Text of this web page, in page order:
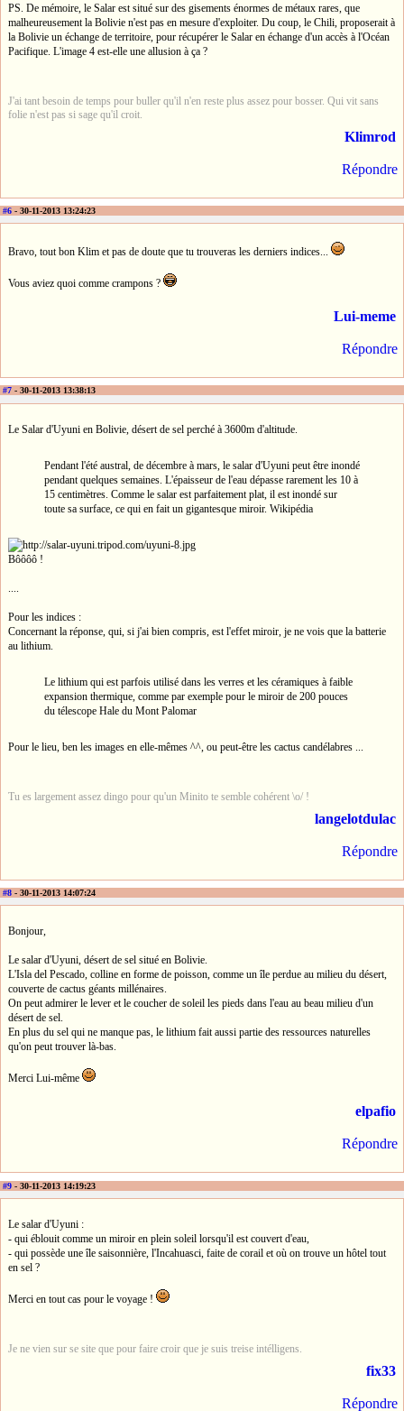
PS. De mémoire, le Salar est situé sur des gisements énormes de métaux rares, que
malheureusement la Bolivie n'est pas en mesure d'exploiter. Du coup, le Chili, proposerait à
la Bolivie un échange de territoire, pour récupérer le Salar en échange d'un accès à l'Océan
Pacifique. L'image 4 est-elle une allusion à ça ?
J'ai tant besoin de temps pour buller qu'il n'en reste plus assez pour bosser. Qui vit sans
folie n'est pas si sage qu'il croit.
Klimrod
Répondre
#6 - 30-11-2013 13:24:23
Bravo, tout bon Klim et pas de doute que tu trouveras les derniers indices...
Vous aviez quoi comme crampons ?
Lui-meme
Répondre
#7 - 30-11-2013 13:38:13
Le Salar d'Uyuni en Bolivie, désert de sel perché à 3600m d'altitude.
Pendant l'été austral, de décembre à mars, le salar d'Uyuni peut être inondé
pendant quelques semaines. L'épaisseur de l'eau dépasse rarement les 10 à
15 centimètres. Comme le salar est parfaitement plat, il est inondé sur
toute sa surface, ce qui en fait un gigantesque miroir. Wikipédia
Bôôôô !
Pour les indices :
Concernant la réponse, qui, si j'ai bien compris, est l'effet miroir, je ne vois que la batterie
au lithium.
Le lithium qui est parfois utilisé dans les verres et les céramiques à faible
expansion thermique, comme par exemple pour le miroir de 200 pouces
du télescope Hale du Mont Palomar
Pour le lieu, ben les images en elle-mêmes ^^, ou peut-être les cactus candélabres ...
Tu es largement assez dingo pour qu'un Minito te semble cohérent \o/ !
langelotdulac
Répondre
#8 - 30-11-2013 14:07:24
Bonjour,
Le salar d'Uyuni, désert de sel situé en Bolivie.
L'Isla del Pescado, colline en forme de poisson, comme un île perdue au milieu du désert,
couverte de cactus géants millénaires.
On peut admirer le lever et le coucher de soleil les pieds dans l'eau au beau milieu d'un
désert de sel.
En plus du sel qui ne manque pas, le lithium fait aussi partie des ressources naturelles
qu'on peut trouver là-bas.
Merci Lui-même
elpafio
Répondre
#9 - 30-11-2013 14:19:23
Le salar d'Uyuni :
- qui éblouit comme un miroir en plein soleil lorsqu'il est couvert d'eau,
- qui possède une île saisonnière, l'Incahuasci, faite de corail et où on trouve un hôtel tout
en sel ?
Merci en tout cas pour le voyage !
Je ne vien sur se site que pour faire croir que je suis treise intélligens.
fix33
Répondre